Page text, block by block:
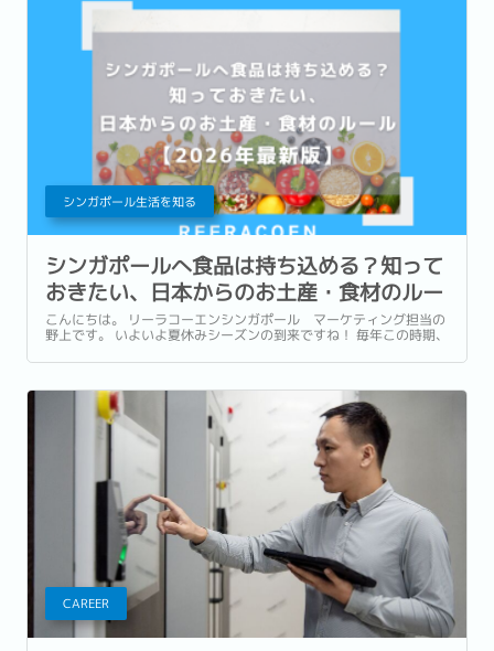
シンガポール生活を知る
シンガポールへ食品は持ち込める？知って
おきたい、日本からのお土産・食材のルー
ル【2026年最新版】
こんにちは。 リーラコーエンシンガポール マーケティング担当の
野上です。 いよいよ夏休みシーズンの到来ですね！ 毎年この時期、
帰国を計画されている方も多いのではないでしょうか。...
CAREER